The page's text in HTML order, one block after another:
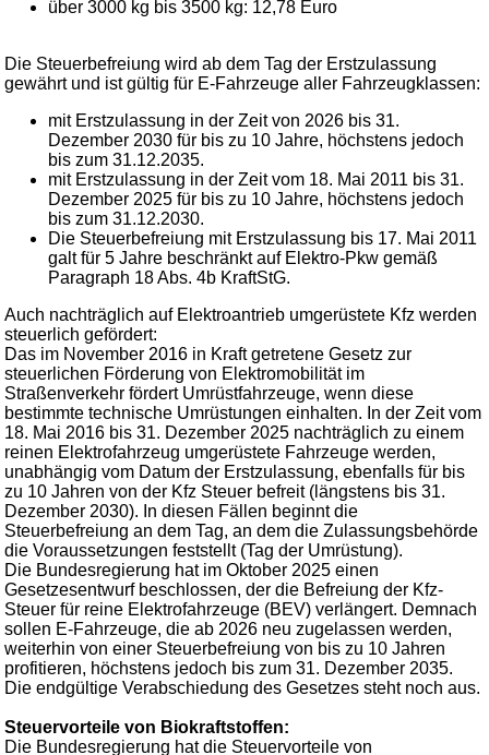
über 3000 kg bis 3500 kg: 12,78 Euro
Die Steuerbefreiung wird ab dem Tag der Erstzulassung
gewährt und ist gültig für E-Fahrzeuge aller Fahrzeugklassen:
mit Erstzulassung in der Zeit von 2026 bis 31.
Dezember 2030 für bis zu 10 Jahre, höchstens jedoch
bis zum 31.12.2035.
mit Erstzulassung in der Zeit vom 18. Mai 2011 bis 31.
Dezember 2025 für bis zu 10 Jahre, höchstens jedoch
bis zum 31.12.2030.
Die Steuerbefreiung mit Erstzulassung bis 17. Mai 2011
galt für 5 Jahre beschränkt auf Elektro-Pkw gemäß
Paragraph 18 Abs. 4b KraftStG.
Auch nachträglich auf Elektroantrieb umgerüstete Kfz werden
steuerlich gefördert:
Das im November 2016 in Kraft getretene Gesetz zur
steuerlichen Förderung von Elektromobilität im
Straßenverkehr fördert Umrüstfahrzeuge, wenn diese
bestimmte technische Umrüstungen einhalten. In der Zeit vom
18. Mai 2016 bis 31. Dezember 2025 nachträglich zu einem
reinen Elektrofahrzeug umgerüstete Fahrzeuge werden,
unabhängig vom Datum der Erstzulassung, ebenfalls für bis
zu 10 Jahren von der Kfz Steuer befreit (längstens bis 31.
Dezember 2030). In diesen Fällen beginnt die
Steuerbefreiung an dem Tag, an dem die Zulassungsbehörde
die Voraussetzungen feststellt (Tag der Umrüstung).
Die Bundesregierung hat im Oktober 2025 einen
Gesetzesentwurf beschlossen, der die Befreiung der Kfz-
Steuer für reine Elektrofahrzeuge (BEV) verlängert. Demnach
sollen E-Fahrzeuge, die ab 2026 neu zugelassen werden,
weiterhin von einer Steuerbefreiung von bis zu 10 Jahren
profitieren, höchstens jedoch bis zum 31. Dezember 2035.
Die endgültige Verabschiedung des Gesetzes steht noch aus.
Steuervorteile von Biokraftstoffen:
Die Bundesregierung hat die Steuervorteile von